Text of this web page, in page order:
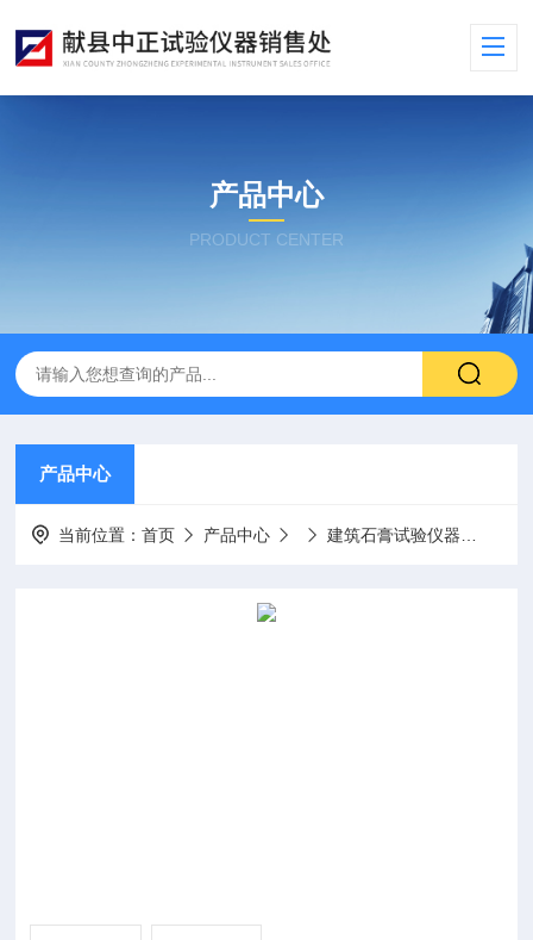
产品中心
PRODUCT CENTER
产品中心
当前位置：首页 产品中心 建筑石膏试验仪器